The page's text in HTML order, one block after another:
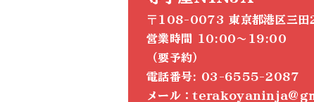
〒108-0073 東京都港区三
営業時間 10:00～19:00
（要予約）
電話番号: 03-6555-2087
メール：